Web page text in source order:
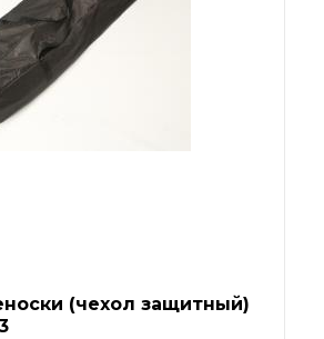
(чехол защитный)